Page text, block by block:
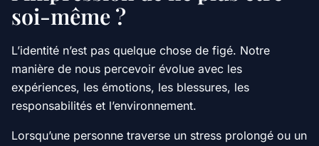
soi-même ?
L’identité n’est pas quelque chose de figé. Notre
manière de nous percevoir évolue avec les
expériences, les émotions, les blessures, les
responsabilités et l’environnement.
Lorsqu’une personne traverse un stress prolongé ou un